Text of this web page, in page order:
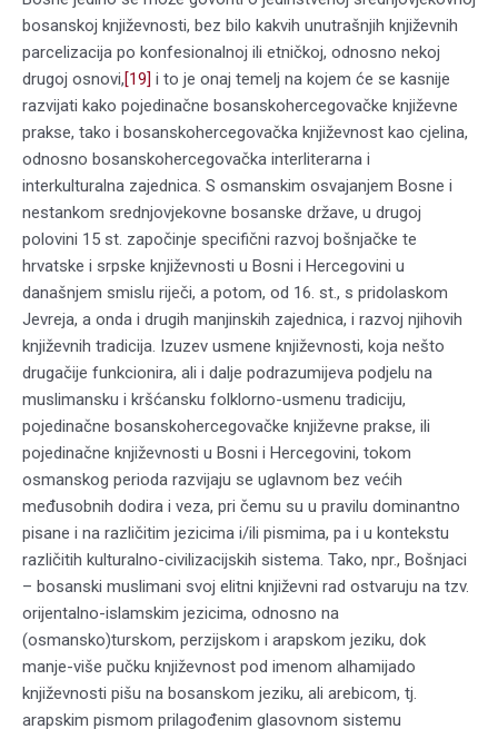
bosanskoj književnosti, bez bilo kakvih unutrašnjih književnih
parcelizacija po konfesionalnoj ili etničkoj, odnosno nekoj
drugoj osnovi,[19] i to je onaj temelj na kojem će se kasnije
razvijati kako pojedinačne bosanskohercegovačke književne
prakse, tako i bosanskohercegovačka književnost kao cjelina,
odnosno bosanskohercegovačka interliterarna i
interkulturalna zajednica. S osmanskim osvajanjem Bosne i
nestankom srednjovjekovne bosanske države, u drugoj
polovini 15 st. započinje specifični razvoj bošnjačke te
hrvatske i srpske književnosti u Bosni i Hercegovini u
današnjem smislu riječi, a potom, od 16. st., s pridolaskom
Jevreja, a onda i drugih manjinskih zajednica, i razvoj njihovih
književnih tradicija. Izuzev usmene književnosti, koja nešto
drugačije funkcionira, ali i dalje podrazumijeva podjelu na
muslimansku i kršćansku folklorno-usmenu tradiciju,
pojedinačne bosanskohercegovačke književne prakse, ili
pojedinačne književnosti u Bosni i Hercegovini, tokom
osmanskog perioda razvijaju se uglavnom bez većih
međusobnih dodira i veza, pri čemu su u pravilu dominantno
pisane i na različitim jezicima i/ili pismima, pa i u kontekstu
različitih kulturalno-civilizacijskih sistema. Tako, npr., Bošnjaci
– bosanski muslimani svoj elitni književni rad ostvaruju na tzv.
orijentalno-islamskim jezicima, odnosno na
(osmansko)turskom, perzijskom i arapskom jeziku, dok
manje-više pučku književnost pod imenom alhamijado
književnosti pišu na bosanskom jeziku, ali arebicom, tj.
arapskim pismom prilagođenim glasovnom sistemu